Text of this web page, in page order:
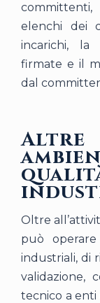
elenchi dei
incarichi, la
firmate e il
dal
Altre
Oltre
può
industriali, di
validazione,
tecnico a enti